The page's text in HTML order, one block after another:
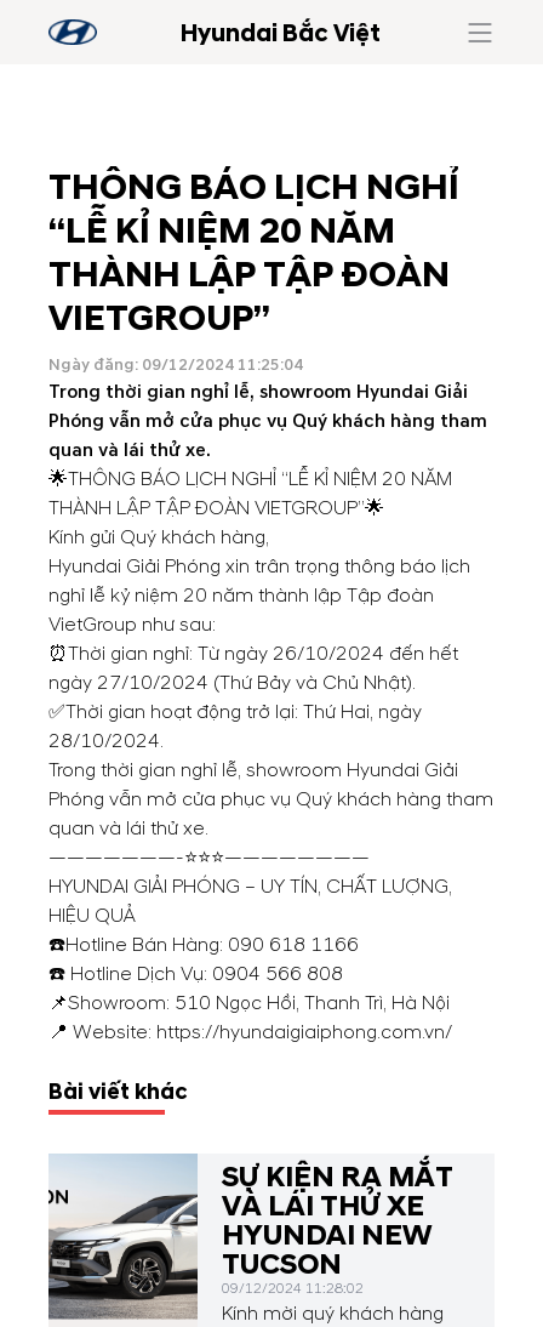
Hyundai Bắc Việt
THÔNG BÁO LỊCH NGHỈ
“LỄ KỈ NIỆM 20 NĂM
THÀNH LẬP TẬP ĐOÀN
VIETGROUP”
Ngày đăng: 09/12/2024 11:25:04
Trong thời gian nghỉ lễ, showroom Hyundai Giải
Phóng vẫn mở cửa phục vụ Quý khách hàng tham
quan và lái thử xe.
🌟THÔNG BÁO LỊCH NGHỈ “LỄ KỈ NIỆM 20 NĂM
THÀNH LẬP TẬP ĐOÀN VIETGROUP”🌟
Kính gửi Quý khách hàng,
Hyundai Giải Phóng xin trân trọng thông báo lịch
nghỉ lễ kỷ niệm 20 năm thành lập Tập đoàn
VietGroup như sau:
⏰Thời gian nghỉ: Từ ngày 26/10/2024 đến hết
ngày 27/10/2024 (Thứ Bảy và Chủ Nhật).
✅Thời gian hoạt động trở lại: Thứ Hai, ngày
28/10/2024.
Trong thời gian nghỉ lễ, showroom Hyundai Giải
Phóng vẫn mở cửa phục vụ Quý khách hàng tham
quan và lái thử xe.
———————-⭐⭐⭐————————
HYUNDAI GIẢI PHÓNG – UY TÍN, CHẤT LƯỢNG,
HIỆU QUẢ
☎️Hotline Bán Hàng: 090 618 1166
☎️ Hotline Dịch Vụ: 0904 566 808
📌Showroom: 510 Ngọc Hồi, Thanh Trì, Hà Nội
📍 Website: https://hyundaigiaiphong.com.vn/
Bài viết khác
SỰ KIỆN RA MẮT
VÀ LÁI THỬ XE
HYUNDAI NEW
TUCSON
09/12/2024 11:28:02
Kính mời quý khách hàng